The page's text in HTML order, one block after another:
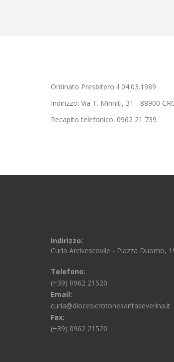
Ordinato Presbitero il 04.03.1989
Indirizzo: Via T. Minniti, 31 - 88900
Recapito telefonico: 0962 21 739
Indirizzo:
Curia Arcivescovile - Piazza Duomo,
Telefono:
(+39) 0962 21520
Email:
curia@diocesicrotonesantaseverina.it
Fax:
(+39) 0962 21520